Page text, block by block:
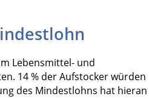
Lebensmittel- und
14 % der Aufstocker würden
des Mindestlohns hat hieran